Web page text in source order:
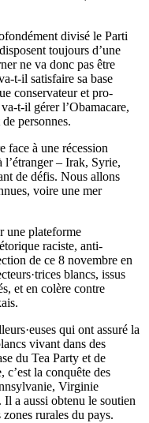
divisé le Parti
toujours d’une
ne va donc pas être
t-il satisfaire sa base
conservateur et pro-
t-il gérer l’Obamacare,
personnes.
face à une récession
l’étranger – Irak, Syrie,
de défis. Nous allons
voire une mer
une plateforme
raciste, anti-
de ce 8 novembre en
blancs, issus
et en colère contre
qui ont assuré la
vivant dans des
du Tea Party et de
la conquête des
Virginie
a aussi obtenu le soutien
zones rurales du pays.